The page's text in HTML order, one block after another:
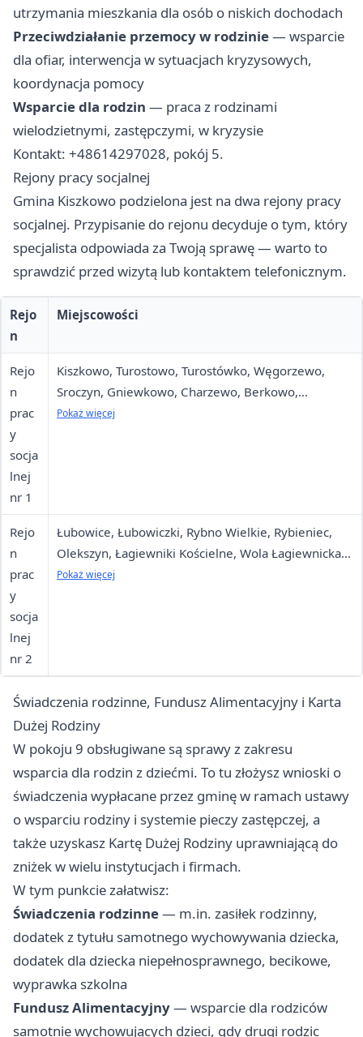
utrzymania mieszkania dla osób o niskich dochodach
Przeciwdziałanie przemocy w rodzinie— wsparcie
dla ofiar, interwencja w sytuacjach kryzysowych,
koordynacja pomocy
Wsparcie dla rodzin — praca z rodzinami
wielodzietnymi, zastępczymi, w kryzysie
Kontakt: +48614297028, pokój 5.
Rejony pracy socjalnej
Gmina Kiszkowo podzielona jest na dwa rejony pracy
socjalnej. Przypisanie do rejonu decyduje o tym, który
specjalista odpowiada za Twoją sprawę — warto to
sprawdzić przed wizytą lub kontaktem telefonicznym.
Rejo
n
Miejscowości
Rejo
n
prac
y
socja
lnej
nr 1
Kiszkowo, Turostowo, Turostówko, Węgorzewo,
Sroczyn, Gniewkowo, Charzewo, Berkowo,
Głębokie, Skrzetuszewo, Sławno, Kamionek, Imiołki,
Pokaż więcej
Rejo
n
prac
y
socja
lnej
nr 2
Łubowice, Łubowiczki, Rybno Wielkie, Rybieniec,
Olekszyn, Łagiewniki Kościelne, Wola Łagiewnicka,
Myszki, Ujazd, Brudzewko, Darmoszewo
Pokaż więcej
Świadczenia rodzinne, Fundusz Alimentacyjny i Karta
Dużej Rodziny
W pokoju 9 obsługiwane są sprawy z zakresu
wsparcia dla rodzin z dziećmi. To tu złożysz wnioski o
świadczenia wypłacane przez gminę w ramach ustawy
o wsparciu rodziny i systemie pieczy zastępczej, a
także uzyskasz Kartę Dużej Rodziny uprawniającą do
zniżek w wielu instytucjach i firmach.
W tym punkcie załatwisz:
Świadczenia rodzinne— m.in. zasiłek rodzinny,
dodatek z tytułu samotnego wychowywania dziecka,
dodatek dla dziecka niepełnosprawnego, becikowe,
wyprawka szkolna
Fundusz Alimentacyjny— wsparcie dla rodziców
samotnie wychowujących dzieci, gdy drugi rodzic